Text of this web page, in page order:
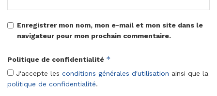
Enregistrer mon nom, mon e-mail et mon site dans le
navigateur pour mon prochain commentaire.
Politique de confidentialité *
J'accepte les conditions générales d'utilisation ainsi que la
politique de confidentialité.